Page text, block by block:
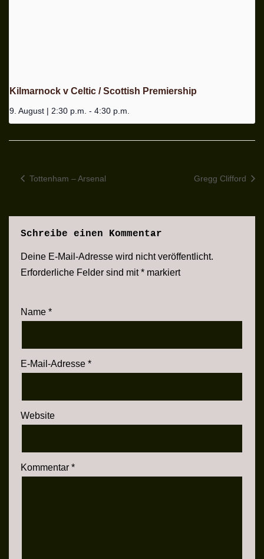
Kilmarnock v Celtic / Scottish Premiership
9. August | 2:30 p.m. - 4:30 p.m.
Tottenham – Arsenal Gregg Clifford
Schreibe einen Kommentar
Deine E-Mail-Adresse wird nicht veröffentlicht.
Erforderliche Felder sind mit* markiert
Name *
E-Mail-Adresse *
Website
Kommentar *